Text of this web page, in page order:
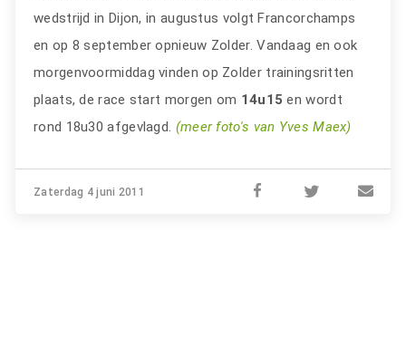
wedstrijd in Dijon, in augustus volgt Francorchamps
en op 8 september opnieuw Zolder. Vandaag en ook
morgenvoormiddag vinden op Zolder trainingsritten
plaats, de race start morgen om 14u15 en wordt
rond 18u30 afgevlagd. (meer foto's van Yves Maex)
Zaterdag 4 juni 2011